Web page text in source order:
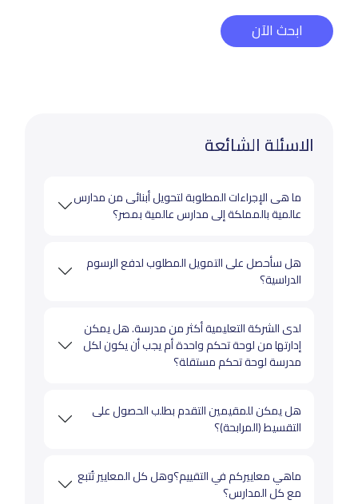
ابحث الآن
الاسئلة الشائعة
ما هى الإجراءات المطلوبة لتحويل أبنائى من مدارس
عالمية بالمملكة إلى مدارس عالمية بمصر؟
هل سأحصل على التمويل المطلوب لدفع الرسوم
الدراسية؟
لدى الشركة التعليمية أكثر من مدرسة. هل يمكن
إدارتها من لوحة تحكم واحدة أم يجب أن يكون لكل
مدرسة لوحة تحكم مستقلة؟
هل يمكن للمقيمين التقدم بطلب الحصول على
التقسيط (المرابحة)؟
ماهي معاييركم في التقييم؟وهل كل المعايير تُتبع
مع كل المدارس؟